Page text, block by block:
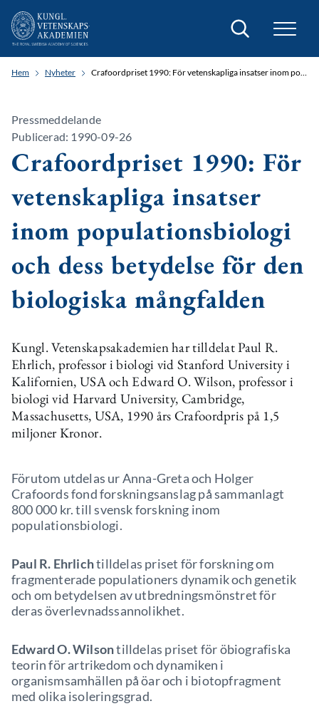
Sök
Hem Nyheter Crafoordpriset 1990: För vetenskapliga insatser inom populationsbiologi och dess betydelse för den biologiska mångfalden
Pressmeddelande
Publicerad: 1990-09-26
Crafoordpriset 1990: För
vetenskapliga insatser
inom populationsbiologi
och dess betydelse för den
biologiska mångfalden
Kungl. Vetenskapsakademien har tilldelat Paul R.
Ehrlich, professor i biologi vid Stanford University i
Kalifornien, USA och Edward O. Wilson, professor i
biologi vid Harvard University, Cambridge,
Massachusetts, USA, 1990 års Crafoordpris på 1,5
miljoner Kronor.
Förutom utdelas ur Anna-Greta och Holger
Crafoords fond forskningsanslag på sammanlagt
800 000 kr. till svensk forskning inom
populationsbiologi.
Paul R. Ehrlichtilldelas priset för forskning om
fragmenterade populationers dynamik och genetik
och om betydelsen av utbredningsmönstret för
deras överlevnadssannolikhet.
Edward O. Wilsontilldelas priset för öbiografiska
teorin för artrikedom och dynamiken i
organismsamhällen på öar och i biotopfragment
med olika isoleringsgrad.